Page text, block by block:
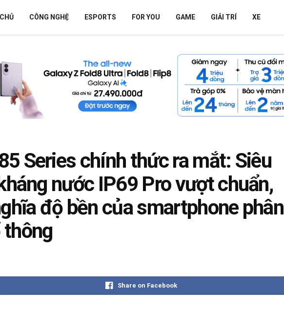
CÔNG NGHỆ ESPORTS FOR YOU GAME GIẢI TRÍ XE
Series chính thức ra mắt: Siêu
nước IP69 Pro vượt chuẩn,
độ bền của smartphone phân
thông
Share on Facebook